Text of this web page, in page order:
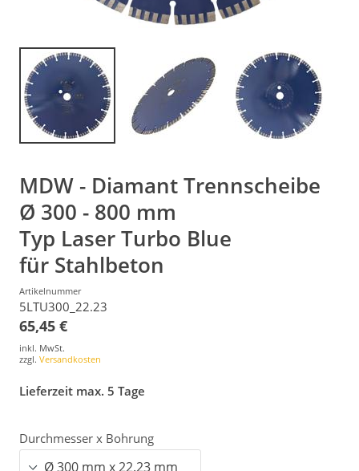
MDW - Diamant Trennscheibe
Ø 300 - 800 mm
Typ Laser Turbo Blue
für Stahlbeton
Artikelnummer
5LTU300_22.23
65,45 €
inkl. MwSt.
zzgl. Versandkosten
Lieferzeit max. 5 Tage
Durchmesser x Bohrung